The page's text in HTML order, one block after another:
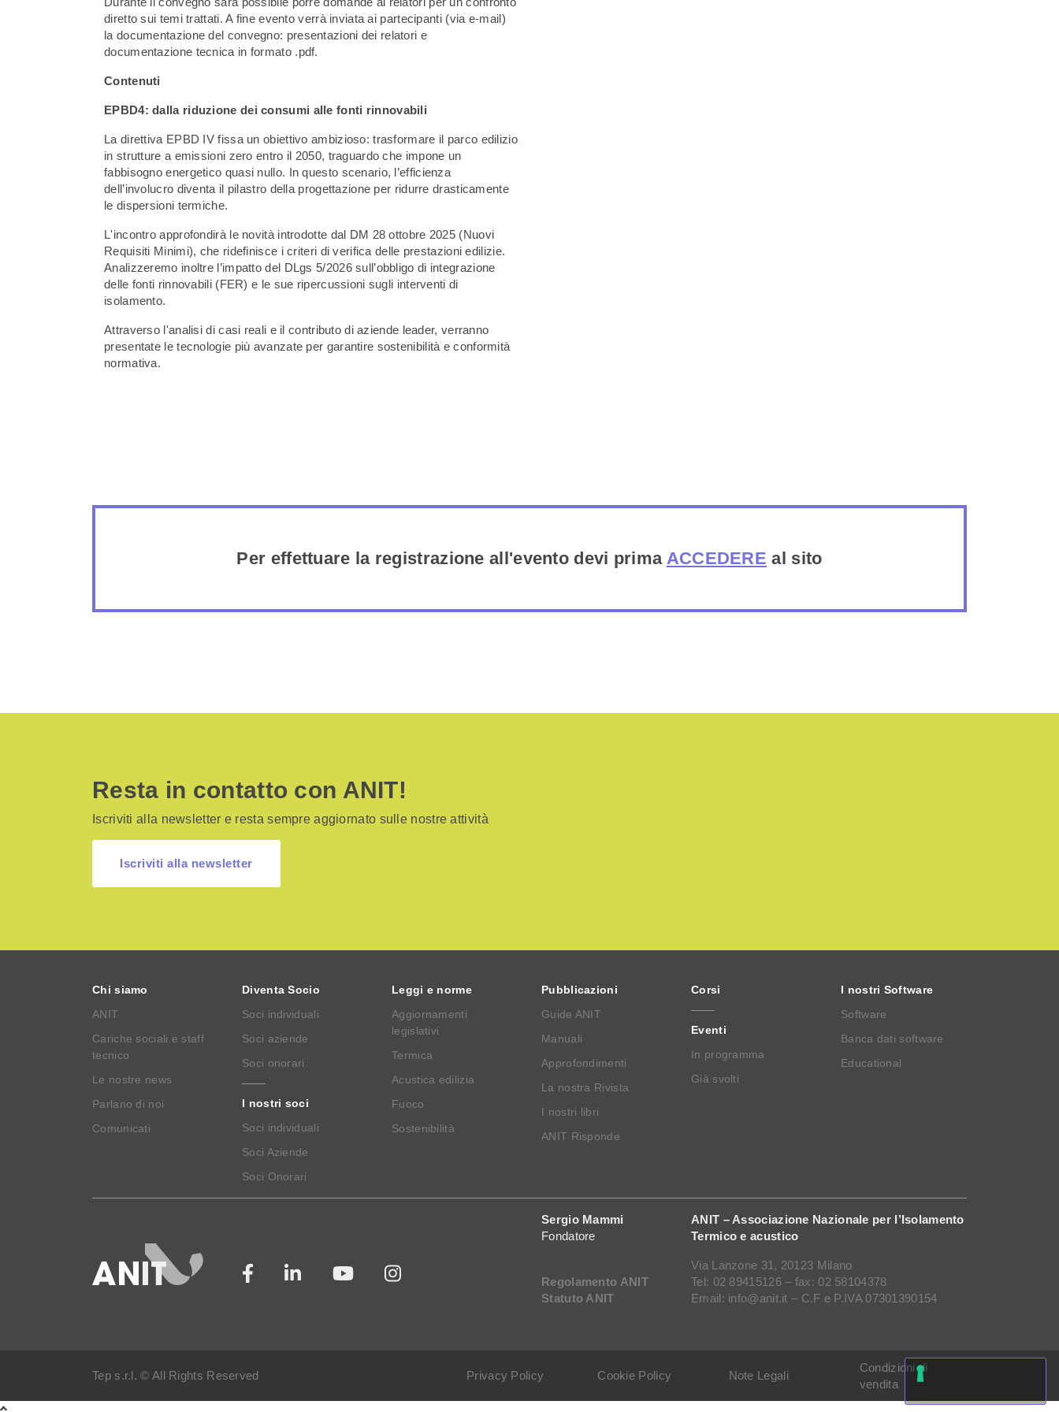
diretto sui temi trattati. A fine evento verrà inviata ai partecipanti (via e-mail)
la documentazione del convegno: presentazioni dei relatori e
documentazione tecnica in formato .pdf.
Contenuti
EPBD4: dalla riduzione dei consumi alle fonti rinnovabili
La direttiva EPBD IV fissa un obiettivo ambizioso: trasformare il parco edilizio
in strutture a emissioni zero entro il 2050, traguardo che impone un
fabbisogno energetico quasi nullo. In questo scenario, l’efficienza
dell’involucro diventa il pilastro della progettazione per ridurre drasticamente
le dispersioni termiche.
L'incontro approfondirà le novità introdotte dal DM 28 ottobre 2025 (Nuovi
Requisiti Minimi), che ridefinisce i criteri di verifica delle prestazioni edilizie.
Analizzeremo inoltre l’impatto del DLgs 5/2026 sull’obbligo di integrazione
delle fonti rinnovabili (FER) e le sue ripercussioni sugli interventi di
isolamento.
Attraverso l'analisi di casi reali e il contributo di aziende leader, verranno
presentate le tecnologie più avanzate per garantire sostenibilità e conformità
normativa.
Per effettuare la registrazione all'evento devi prima ACCEDERE al sito
Resta in contatto con ANIT!
Iscriviti alla newsletter e resta sempre aggiornato sulle nostre attività
Iscriviti alla newsletter
Chi siamo
ANIT
Cariche sociali e staff
tecnico
Le nostre news
Parlano di noi
Comunicati
Diventa Socio
Soci individuali
Soci aziende
Soci onorari
I nostri soci
Soci individuali
Soci Aziende
Soci Onorari
Leggi e norme
Aggiornamenti
legislativi
Termica
Acustica edilizia
Fuoco
Sostenibilità
Pubblicazioni
Guide ANIT
Manuali
Approfondimenti
La nostra Rivista
I nostri libri
ANIT Risponde
Corsi
Eventi
In programma
Già svolti
I nostri Software
Software
Banca dati software
Educational
Sergio Mammi
Fondatore
Regolamento ANIT
Statuto ANIT
ANIT – Associazione Nazionale per l’Isolamento
Termico e acustico
Via Lanzone 31, 20123 Milano
Tel: 02 89415126 – fax: 02 58104378
Email: info@anit.it – C.F e P.IVA 07301390154
Tep s.r.l. © All Rights Reserved Privacy Policy Cookie Policy Note Legali
Condizioni di
vendita